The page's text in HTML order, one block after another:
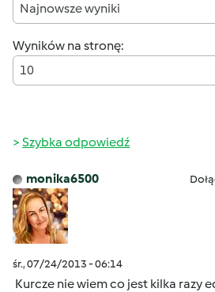
Najnowsze wyniki
Wyników na stronę:
10
Szybka odpowiedź
monika6500
śr., 07/24/2013 - 06:14
Kurcze nie wiem co jest kilka razy